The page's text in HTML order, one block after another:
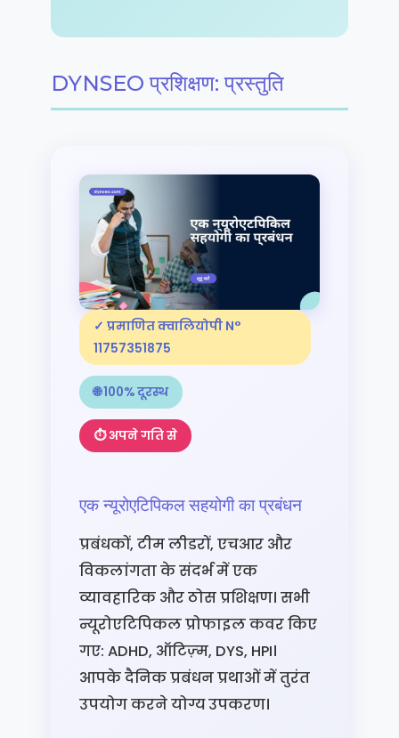
DYNSEO प्रशिक्षण: प्रस्तुति
✓ प्रमाणित क्वालियोपी N°
11757351875
🌐 100% दूरस्थ
⏱ अपने गति से
एक न्यूरोएटिपिकल सहयोगी का प्रबंधन
प्रबंधकों, टीम लीडरों, एचआर और
विकलांगता के संदर्भ में एक
व्यावहारिक और ठोस प्रशिक्षण। सभी
न्यूरोएटिपिकल प्रोफाइल कवर किए
गए: ADHD, ऑटिज़्म, DYS, HPI।
आपके दैनिक प्रबंधन प्रथाओं में तुरंत
उपयोग करने योग्य उपकरण।